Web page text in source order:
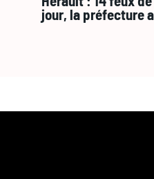
jour, la préfecture